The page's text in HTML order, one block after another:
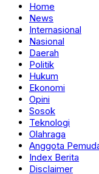
Home
News
Internasional
Nasional
Daerah
Politik
Hukum
Ekonomi
Opini
Sosok
Teknologi
Olahraga
Anggota
Index Berita
Disclaimer